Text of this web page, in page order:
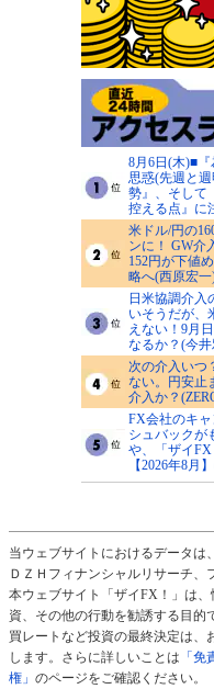
8月6日(木)■
思惑(先週と
勢』、そして
控える点』に
米ドル/円の
ンに！ GW介
152円が下値
略へ(西原宏一
日米協調介入
いそうだが、
えない！9月
なるか？(今
次の介入いつ
ない。円安止
介入か？
FX会社のキ
シュバックが
や、「ザイ
【2026年8月
当ウェブサイトにおけるデータは
ＤＺＨフィナンシャルリサーチ、
本ウェブサイト「ザイFX！」は
資、その他の行動を勧誘する目的
買レートなど投資の最終決定は、
します。さらに詳しいことは 「免
権」 のページをご確認ください。